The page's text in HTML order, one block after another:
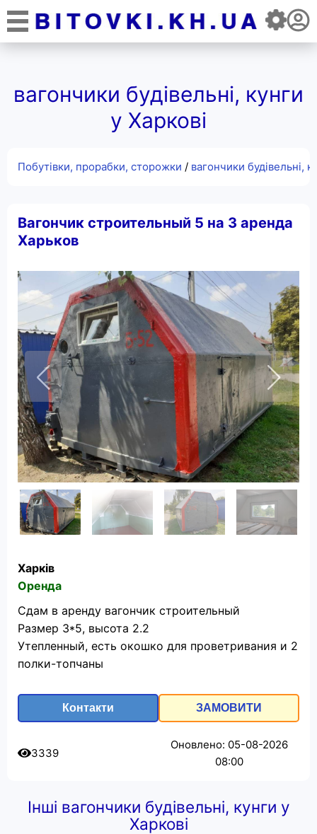
вагончики будівельні, кунги
у Харкові
Побутівки, прорабки, сторожки / вагончики будівельні,
Вагончик строительный 5 на 3 аренда
Харьков
Харків
Оренда
Сдам в аренду вагончик строительный
Размер 3*5, высота 2.2
Утепленный, есть окошко для проветривания и 2
полки-топчаны
Контакти ЗАМОВИТИ
3339
Оновлено: 05-08-2026
08:00
Інші вагончики будівельні, кунги у
Харкові